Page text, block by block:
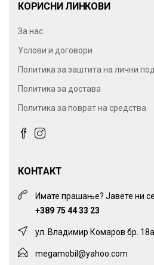
КОРИСНИ ЛИНКОВИ
За нас
Услови и договори
Политика за заштита на лични
Политика за достава
Политика за поврат на средства
КОНТАКТ
Имате прашање? Јавете ни
+389 75 44 33 23
ул. Владимир Комаров бр.
megamobil@yahoo.com